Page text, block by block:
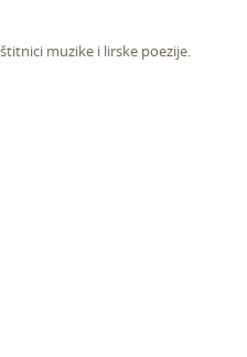
muzike i lirske poezije.